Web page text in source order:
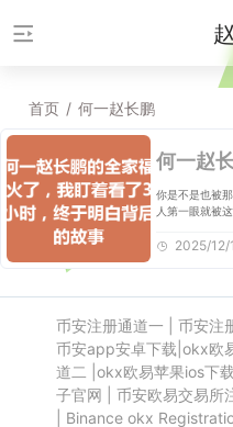
首页 / 何一赵长鹏
你是不是也被
人第一眼就被
2025/12/
币安注册通道一 币安注
币安app安卓下载 okx欧
道二
okx欧易苹果ios下载
子官网
币安欧易交易所
Binance okx